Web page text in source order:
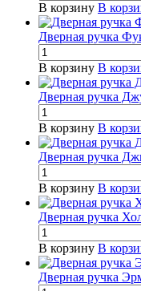
В корзину В
Дверная ручка
В корзину В
Дверная ручка
В корзину В
Дверная ручка
В корзину В
Дверная ручка
В корзину В
Дверная ручка